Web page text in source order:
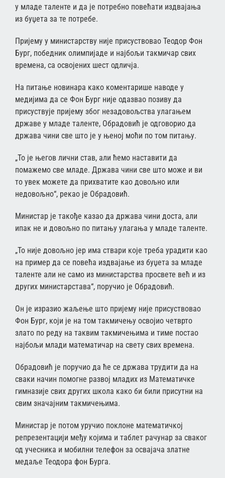
у младе таленте и да је потребно повећати издвајања
из буџета за те потребе.
Пријему у министарству није присуствовао Теодор Фон
Бург, победник олимпијаде и најбољи такмичар свих
времена, са освојених шест одличја.
На питање новинара како коментарише наводе у
медијима да се Фон Бург није одазвао позиву да
присуствује пријему због незадовољства улагањем
државе у младе таленте, Обрадовић је одговорио да
држава чини све што је у њеној моћи по том питању.
„То је његов лични став, али ћемо наставити да
помажемо све младе. Држава чини све што може и ви
то увек можете да прихватите као довољно или
недовољно“, рекао је Обрадовић.
Министар је такође казао да држава чини доста, али
ипак не и довољно по питању улагања у младе таленте.
„То није довољно јер има ствари које треба урадити као
на пример да се повећа издвајање из буџета за младе
таленте али не само из министарства просвете већ и из
других министарстава“, поручио је Обрадовић.
Он је изразио жаљење што пријему није присуствовао
Фон Бург, који је на том такмичењу освојио четврто
злато по реду на таквим такмичењима и тиме постао
најбољи млади математичар на свету свих времена.
Обрадовић је поручио да ће се држава трудити да на
сваки начин помогне развој младих из Математичке
гимназије свих других школа како би били присутни на
свим значајним такмичењима.
Министар је потом уручио поклоне математичкој
репрезентацији међу којима и таблет рачунар за сваког
од учесника и мобилни телефон за освајача златне
медаље Теодора фон Бурга.